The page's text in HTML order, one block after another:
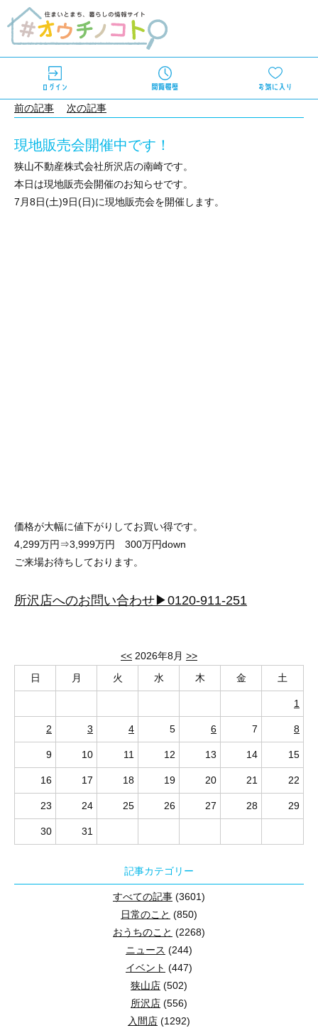
<< 2026年8月 >>
日
月 火 水 木 金 土
1
2 3 4 5 6 7 8
9 10 11 12 13 14 15
16 17 18 19 20 21 22
23 24 25 26 27 28 29
30 31
記事カテゴリー
すべての記事 (3601)
日常のこと (850)
おうちのこと (2268)
ニュース (244)
イベント (447)
狭山店 (502)
所沢店 (556)
入間店 (1292)
前の記事 次の記事
現地販売会開催中です！
狭山不動産株式会社所沢店の南崎です。
本日は現地販売会開催のお知らせです。
7月8日(土)9日(日)に現地販売会を開催します。
価格が大幅に値下がりしてお買い得です。
4,299万円⇒3,999万円 300万円down
ご来場お待ちしております。
所沢店へのお問い合わせ▶0120-911-251